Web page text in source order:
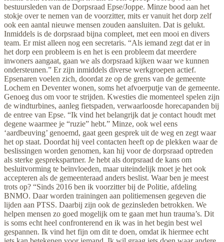
bestuursleden van de Dorpsraad Epse/Joppe. Minze bood aan het
stokje over te nemen van de voorzitter, mits er vanuit het dorp zelf
ook een aantal nieuwe mensen zouden aansluiten. Dat is gelukt.
Inmiddels is de dorpsraad bijna compleet, met een mooi en divers
team. Er mist alleen nog een secretaris. “Als iemand zegt dat er in
het dorp een probleem is en het is een probleem dat meerdere
inwoners aangaat, gaan we als dorpsraad kijken waar we kunnen
ondersteunen.” Er zijn inmiddels diverse werkgroepen actief.
Epsenaren voelen zich, doordat ze op de grens van de gemeente
Lochem en Deventer wonen, soms het afvoerputje van de gemeente.
Genoeg dus om voor te strijden. Kwesties die momenteel spelen zijn
de windturbines, aanleg fietspaden, verwaarloosde horecapanden bij
de entree van Epse. “Ik vind het belangrijk dat je contact houdt met
degene waarmee je “ruzie” hebt.” Minze, ook wel eens
‘aardbeuving’ genoemd, gaat geen gesprek uit de weg en zegt waar
het op staat. Doordat hij veel contacten heeft op de plekken waar de
beslissingen worden genomen, kan hij voor de dorpsraad optreden
als sterke gesprekspartner. Je hebt als dorpsraad de kans om
besluitvorming te beïnvloeden, maar uiteindelijk moet je het ook
accepteren als de gemeenteraad anders beslist. Waar ben je meest
trots op? “Sinds 2016 ben ik voorzitter bij de Politie, afdeling
BNMO. Daar worden trainingen aan politiemensen gegeven die
lijden aan PTSS. Daarbij zijn ook de gezinsleden betrokken. We
helpen mensen zo goed mogelijk om te gaan met hun trauma’s. Dit
is soms echt heel confronterend en ik was in het begin best wel
gespannen. Ik vind het fijn om dit te doen, omdat ik hiermee echt